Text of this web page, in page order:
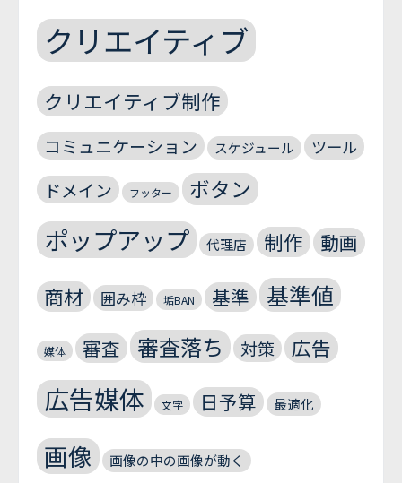
クリエイティブ
クリエイティブ制作
コミュニケーション スケジュール ツール
ドメイン フッター ボタン
ポップアップ 代理店 制作 動画
商材 囲み枠 垢BAN 基準 基準値
媒体 審査 審査落ち 対策 広告
広告媒体 文字 日予算 最適化
画像 画像の中の画像が動く